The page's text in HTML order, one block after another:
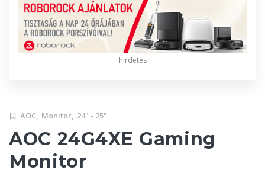
hirdetés
AOC, Monitor, 24" - 25"
AOC 24G4XE Gaming
Monitor